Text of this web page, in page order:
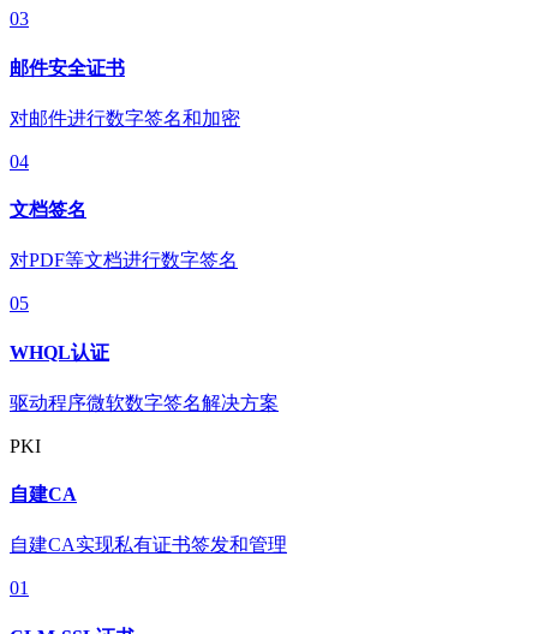
03
邮件安全证书
对邮件进行数字签名和加密
04
文档签名
对PDF等文档进行数字签名
05
WHQL认证
驱动程序微软数字签名解决方案
PKI
自建CA
自建CA实现私有证书签发和管理
01